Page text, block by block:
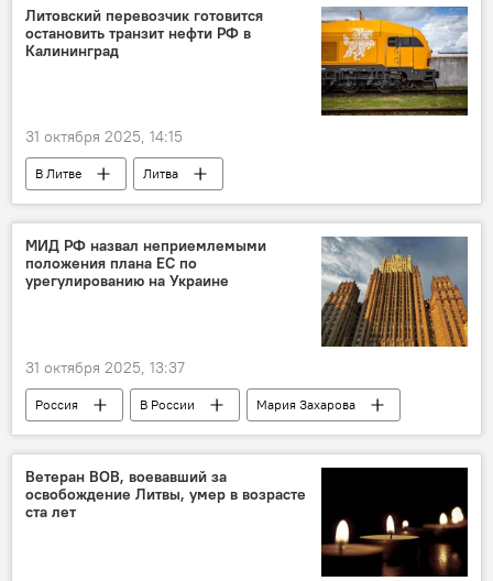
Минобороны РФ
Литовский перевозчик готовится
остановить транзит нефти РФ в
Калининград
31 октября 2025, 14:15
В Литве Литва
МИД РФ назвал неприемлемыми
положения плана ЕС по
урегулированию на Украине
31 октября 2025, 13:37
Россия В России
Мария Захарова
МИД Литвы
ЕС
Евросоюз (ЕС)
Ветеран ВОВ, воевавший за
освобождение Литвы, умер в возрасте
ста лет